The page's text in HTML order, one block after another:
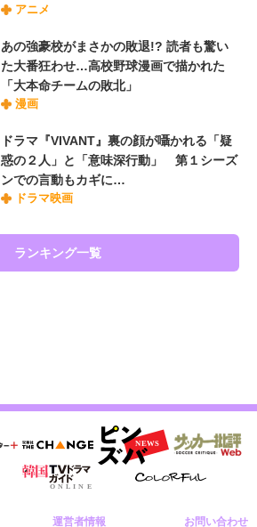
アニメ
あの強豪校がまさかの敗退!? 読者も驚い
た大番狂わせ…高校野球漫画で描かれた
「大本命チームの敗北」
漫画
ドラマ『VIVANT』裏の顔が囁かれる「疑
惑の２人」と「意味深行動」 第１シーズ
ンでの言動もカギに…
ドラマ映画
ランキング一覧
運営者情報 お問い合わせ